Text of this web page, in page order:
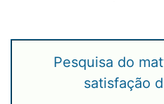
Pesquisa do
satisfação